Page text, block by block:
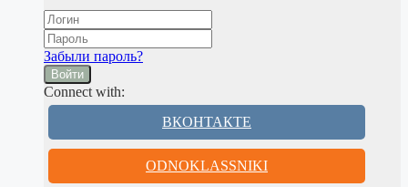
Забыли пароль?
Войти
Connect with:
ВКОНТАКТЕ
ODNOKLASSNIKI